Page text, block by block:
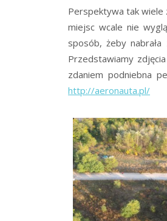
Perspektywa tak wiele
miejsc wcale nie
sposób, żeby
Przedstawiamy
zdaniem podniebna
http://aeronauta.pl/